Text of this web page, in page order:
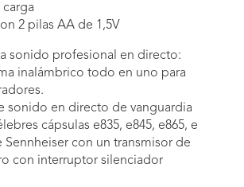
2 pilas AA de 1,5V
sonido profesional en directo:
inalámbrico todo en uno para
sonido en directo de vanguardia
cápsulas e835, e845, e865, e
Sennheiser con un transmisor de
con interruptor silenciador